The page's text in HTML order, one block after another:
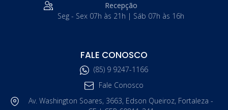
Recepção
Seg - Sex 07h às 21h | Sáb 07h às 16h
FALE CONOSCO
(85) 9 9247-1166
Fale Conosco
Av. Washington Soares, 3663, Edson Queiroz, Fortaleza -